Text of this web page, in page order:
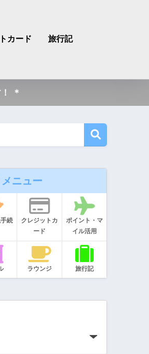
カード 旅行記
＊
メニュー
続
クレジットカ
ード
ポイント・マ
イル活用
ラウンジ 旅行記